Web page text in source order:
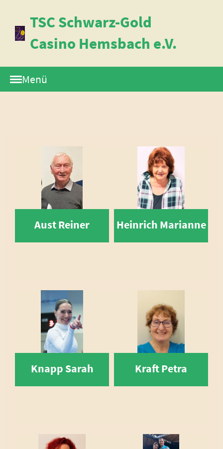
TSC Schwarz-Gold
Casino Hemsbach e.V.
Menü
Aust Reiner Heinrich Marianne
Knapp Sarah Kraft Petra